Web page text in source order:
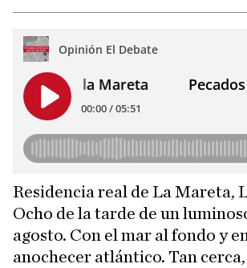
Residencia real de La Mareta,
Ocho de la tarde de un
agosto. Con el mar al fondo y
anochecer atlántico. Tan